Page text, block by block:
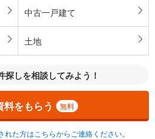
中古一戸建て
土地
探しを相談してみよう！
料をもらう 無料
た方はこちらからご連絡ください。